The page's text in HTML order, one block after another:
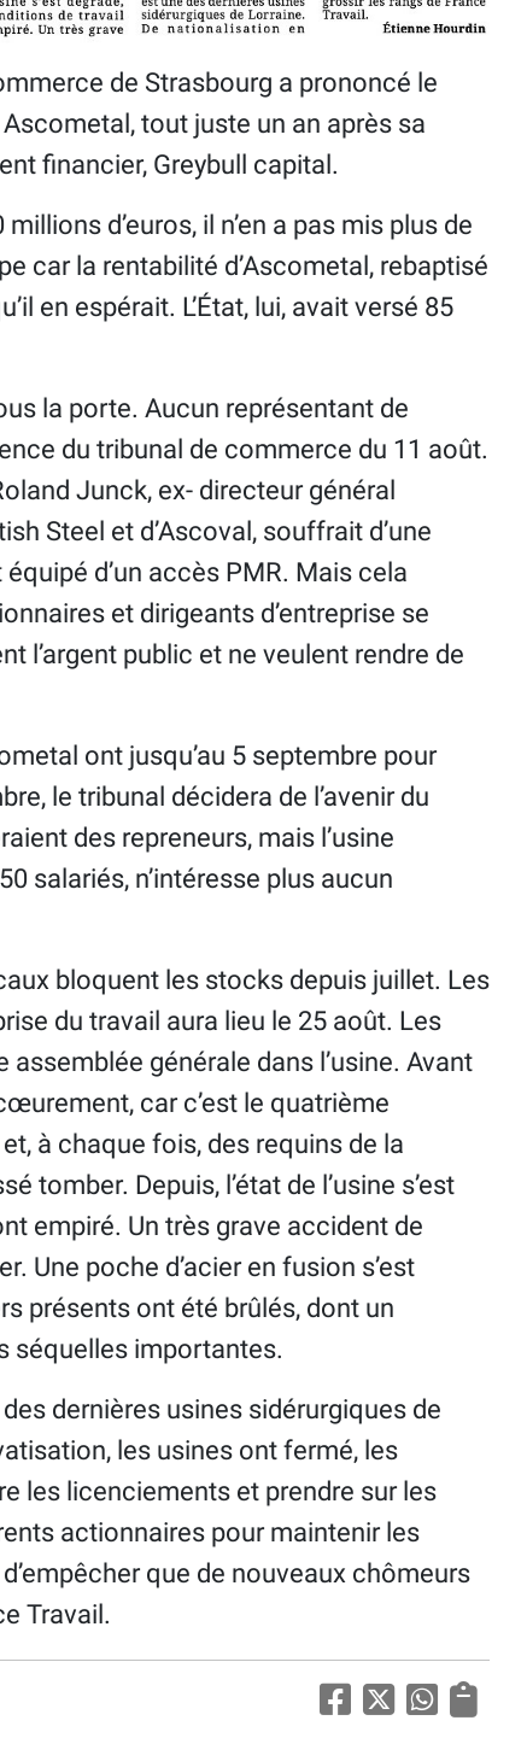
de Strasbourg a prononcé le
tout juste un an après sa
financier, Greybull capital.
d’euros, il n’en a pas mis plus de
car la rentabilité d’Ascometal, rebaptisé
en espérait. L’État, lui, avait versé 85
la porte. Aucun représentant de
du tribunal de commerce du 11 août.
Junck, ex- directeur général
Steel et d’Ascoval, souffrait d’une
d’un accès PMR. Mais cela
et dirigeants d’entreprise se
l’argent public et ne veulent rendre de
ont jusqu’au 5 septembre pour
le tribunal décidera de l’avenir du
des repreneurs, mais l’usine
salariés, n’intéresse plus aucun
bloquent les stocks depuis juillet. Les
du travail aura lieu le 25 août. Les
générale dans l’usine. Avant
car c’est le quatrième
à chaque fois, des requins de la
tomber. Depuis, l’état de l’usine s’est
empiré. Un très grave accident de
Une poche d’acier en fusion s’est
présents ont été brûlés, dont un
séquelles importantes.
dernières usines sidérurgiques de
les usines ont fermé, les
les licenciements et prendre sur les
actionnaires pour maintenir les
que de nouveaux chômeurs
Travail.